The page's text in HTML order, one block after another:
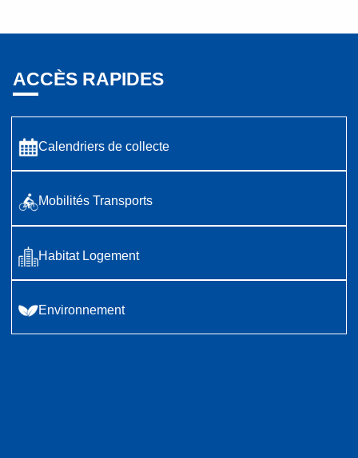
ACCÈS RAPIDES
Calendriers de collecte
Mobilités Transports
Habitat Logement
Environnement